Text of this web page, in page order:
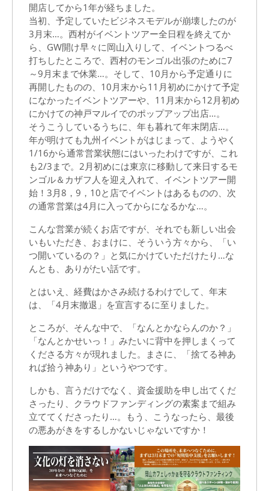
来…
ク
ラ
ウ
ド
フ
ン
デ
ィ
ン
は
じ
め
ま
し
1
月
18
日
開店してから1年が経ちました。
当初、予定していたビジネスモデルが崩壊したのが
3月末…。西村がイベントツアー全日程を終えてか
ら、GW開け早々に岡山入りして、イベントつるべ
打ちしたところで、西村のモンゴル出張のために7
～9月末まで休業…。そして、10月から予定通りに
再開したものの、10月末から11月初めにかけて予定
になかったイベントツアーや、11月末から12月初め
にかけての神戸マルイでのポップアップ出店…。
そうこうしているうちに、年も暮れて年末閉店…。
年が明けても九州イベントがはじまって、ようやく
1/16から通常営業状態にはいったわけですが、これ
も2/3まで。2月初めには東京に移動して来日するモ
ンゴル＆カザフ人を迎え入れて、イベントツアー開
始！3月8，9，10と店でイベントはあるものの、次
の通常営業は4月に入ってからになるかな…。
こんな営業が続くお店ですが、それでも新しい出会
いもいただき、おまけに、そういう方々から、「い
つ開いているの？」と気にかけていただけたり…な
んとも、ありがたい話です。
とはいえ、経費はかさみ続けるわけでして、年末
は、「4月末撤退」を宣言するに至りました。
ところが、そんな中で、「なんとかならんのか？」
「なんとかせいっ！」みたいに背中を押しまくって
くださる方々が現れました。まさに、「捨てる神あ
れば拾う神あり」というやつです。
しかも、言うだけでなく、資金援助を申し出てくだ
さったり、クラウドファンディングの素案まで組み
立ててくださったり…。もう、こうなったら、最後
の悪あがきをするしかないじゃないですか！